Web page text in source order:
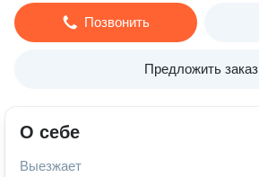
Позвонить
Предложить заказ
О себе
Выезжает